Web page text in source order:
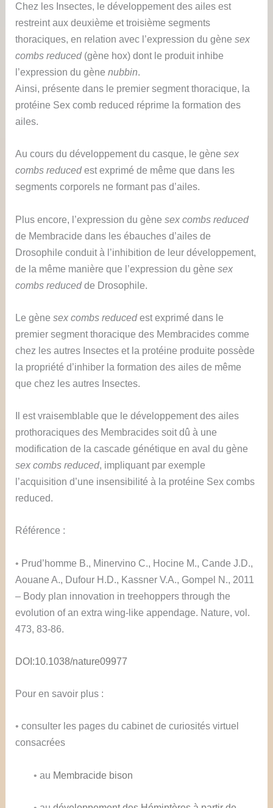
Chez les Insectes, le développement des ailes est
restreint aux deuxième et troisième segments
thoraciques, en relation avec l’expression du gènesex
combs reduced(gène hox) dont le produit inhibe
l’expression du gènenubbin.
Ainsi, présente dans le premier segment thoracique, la
protéine Sex comb reduced réprime la formation des
ailes.
Au cours du développement du casque, le gènesex
combs reducedest exprimé de même que dans les
segments corporels ne formant pas d’ailes.
Plus encore, l’expression du gène sex combs reduced
de Membracide dans les ébauches d’ailes de
Drosophile conduit à l’inhibition de leur développement,
de la même manière que l’expression du gène sex
combs reducedde Drosophile.
Le gènesex combs reducedest exprimé dans le
premier segment thoracique des Membracides comme
chez les autres Insectes et la protéine produite possède
la propriété d’inhiber la formation des ailes de même
que chez les autres Insectes.
Il est vraisemblable que le développement des ailes
prothoraciques des Membracides soit dû à une
modification de la cascade génétique en aval du gène
sex combs reduced, impliquant par exemple
l’acquisition d’une insensibilité à la protéine Sex combs
reduced.
Référence :
• Prud’homme B., Minervino C., Hocine M., Cande J.D.,
Aouane A., Dufour H.D., Kassner V.A., Gompel N., 2011
– Body plan innovation in treehoppers through the
evolution of an extra wing-like appendage. Nature, vol.
473, 83-86.
DOI:10.1038/nature09977
Pour en savoir plus :
•consulter les pages du cabinet de curiosités virtuel
consacrées
•au Membracide bison